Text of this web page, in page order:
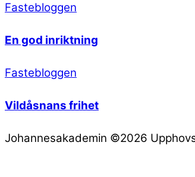
Fastebloggen
En god inriktning
Fastebloggen
Vildåsnans frihet
Johannesakademin ©2026